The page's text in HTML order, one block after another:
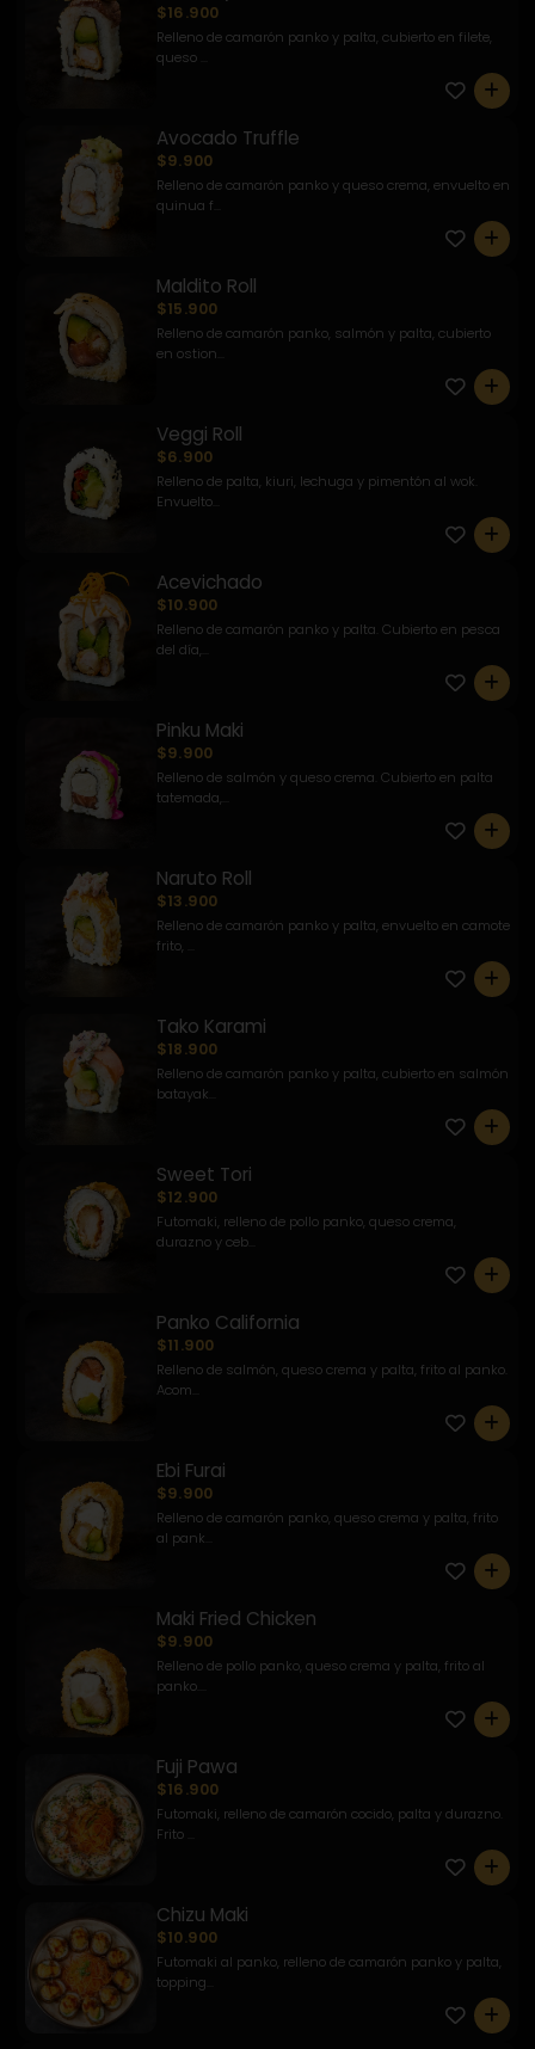
$16.900
Relleno de camarón panko y palta, cubierto en filete,
queso ...
0
Avocado Truffle
$9.900
Relleno de camarón panko y queso crema, envuelto en
quinua f...
0
Maldito Roll
$15.900
Relleno de camarón panko, salmón y palta, cubierto
en ostion...
0
Veggi Roll
$6.900
Relleno de palta, kiuri, lechuga y pimentón al wok.
Envuelto...
0
Acevichado
$10.900
Relleno de camarón panko y palta. Cubierto en pesca
del día,...
0
Pinku Maki
$9.900
Relleno de salmón y queso crema. Cubierto en palta
tatemada,...
0
Naruto Roll
$13.900
Relleno de camarón panko y palta, envuelto en camote
frito, ...
0
Tako Karami
$18.900
Relleno de camarón panko y palta, cubierto en salmón
batayak...
0
Sweet Tori
$12.900
Futomaki, relleno de pollo panko, queso crema,
durazno y ceb...
0
Panko California
$11.900
Relleno de salmón, queso crema y palta, frito al panko.
Acom...
0
Ebi Furai
$9.900
Relleno de camarón panko, queso crema y palta, frito
al pank...
0
Maki Fried Chicken
$9.900
Relleno de pollo panko, queso crema y palta, frito al
panko....
0
Fuji Pawa
$16.900
Futomaki, relleno de camarón cocido, palta y durazno.
Frito ...
0
Chizu Maki
$10.900
Futomaki al panko, relleno de camarón panko y palta,
topping...
0